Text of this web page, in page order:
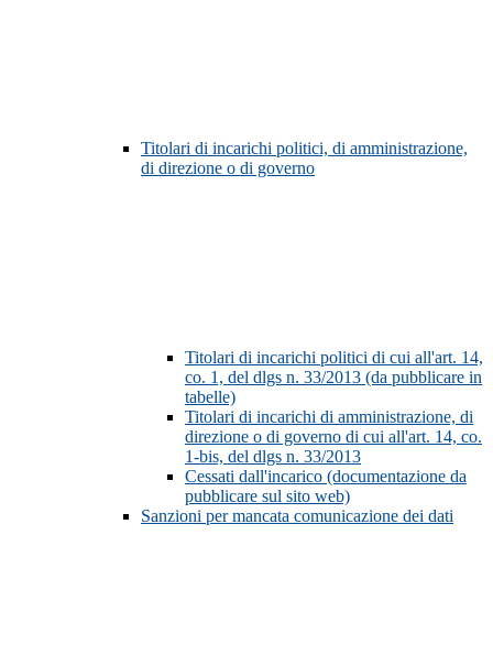
Titolari di incarichi politici, di amministrazione,
di direzione o di governo
Titolari di incarichi politici di cui all'art. 14,
co. 1, del dlgs n. 33/2013 (da pubblicare in
tabelle)
Titolari di incarichi di amministrazione, di
direzione o di governo di cui all'art. 14, co.
1-bis, del dlgs n. 33/2013
Cessati dall'incarico (documentazione da
pubblicare sul sito web)
Sanzioni per mancata comunicazione dei dati